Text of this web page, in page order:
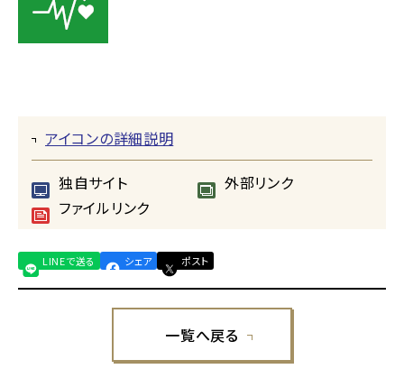
アイコンの詳細説明
独自サイト
外部リンク
ファイルリンク
LINEで送る シェア ポスト
一覧へ戻る